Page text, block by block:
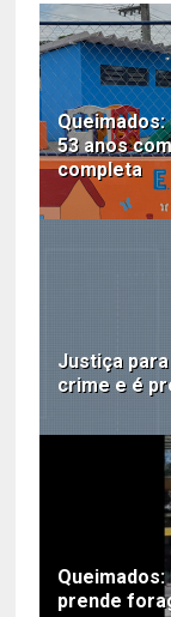
53 anos
completa
Justiça
crime e é
prende